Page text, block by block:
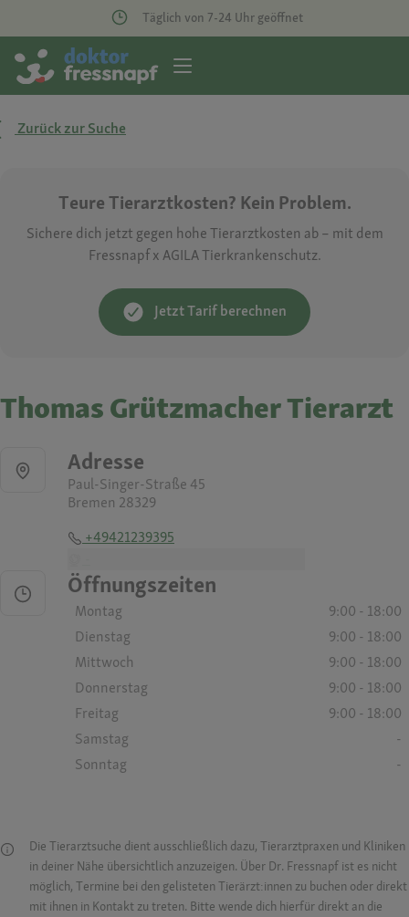
Täglich von 7-24 Uhr geöffnet
Zurück zur Suche
Teure Tierarztkosten? Kein Problem.
Sichere dich jetzt gegen hohe Tierarztkosten ab – mit dem
Fressnapf x AGILA Tierkrankenschutz.
Jetzt Tarif berechnen
Thomas Grützmacher Tierarzt
Adresse
Paul-Singer-Straße 45
Bremen 28329
+49421239395
Öffnungszeiten
Montag
9:00 - 18:00
Dienstag
9:00 - 18:00
Mittwoch
9:00 - 18:00
Donnerstag
9:00 - 18:00
Freitag
9:00 - 18:00
Samstag
-
Sonntag
-
Die Tierarztsuche dient ausschließlich dazu, Tierarztpraxen und Kliniken
in deiner Nähe übersichtlich anzuzeigen. Über Dr. Fressnapf ist es nicht
möglich, Termine bei den gelisteten Tierärzt:innen zu buchen oder direkt
mit ihnen in Kontakt zu treten. Bitte wende dich hierfür direkt an die